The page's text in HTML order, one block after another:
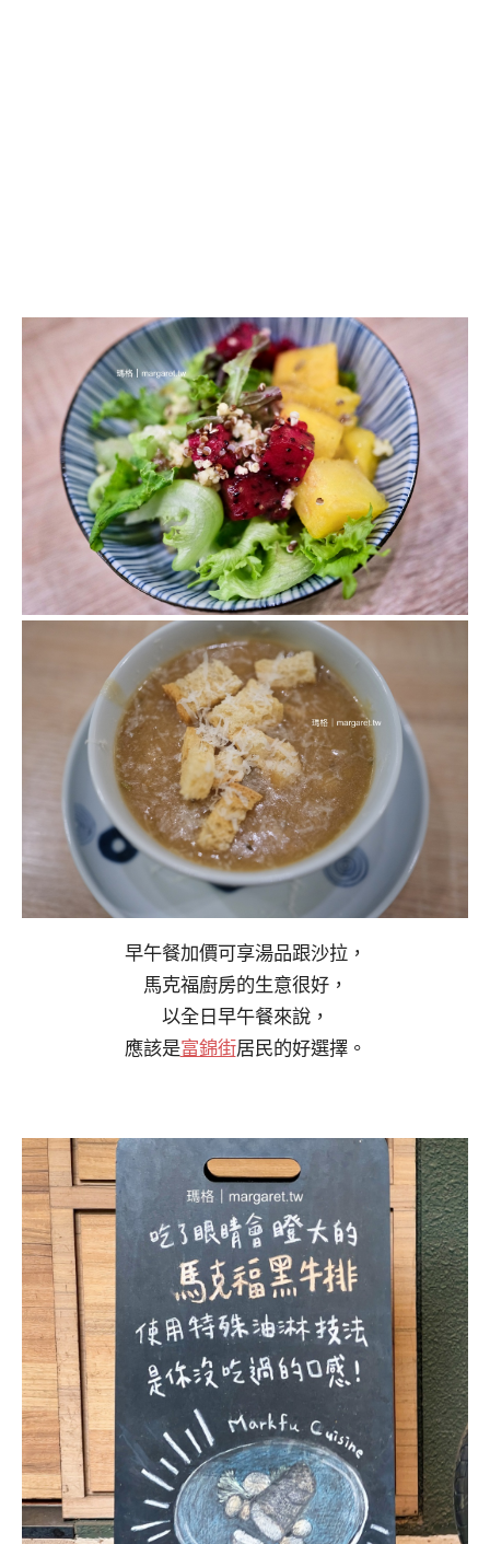
早午餐加價可享湯品跟沙拉，
馬克福廚房的生意很好，
以全日早午餐來說，
應該是富錦街居民的好選擇。